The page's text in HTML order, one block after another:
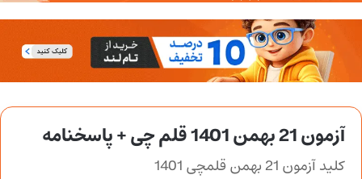
آزمون 21 بهمن 1401 قلم چی + پاسخنامه
کلید آزمون 21 بهمن قلمچی 1401